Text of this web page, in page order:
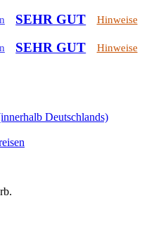
SEHR GUT Hinweise
SEHR GUT Hinweise
Deutschlands)